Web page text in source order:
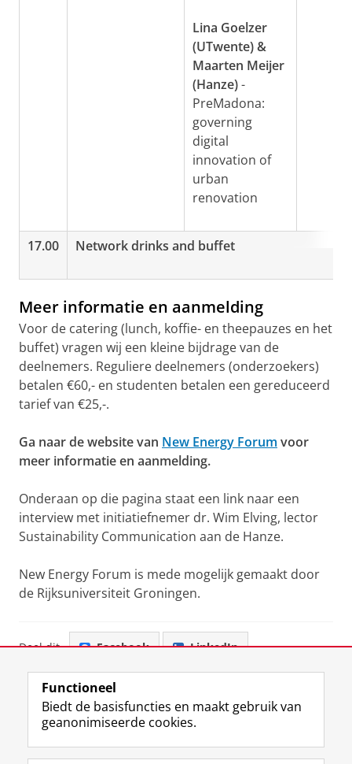
Lina Goelzer
(UTwente) &
Maarten Meijer
(Hanze)-
PreMadona:
governing
digital
innovation of
urban
renovation
17.00 Network drinks and buffet
Meer informatie en aanmelding
Voor de catering (lunch, koffie- en theepauzes en het
buffet) vragen wij een kleine bijdrage van de
deelnemers. Reguliere deelnemers (onderzoekers)
betalen €60,- en studenten betalen een gereduceerd
tarief van €25,-.
Ga naar de website van New Energy Forum voor
meer informatie en aanmelding.
Onderaan op die pagina staat een link naar een
interview met initiatiefnemer dr. Wim Elving, lector
Sustainability Communication aan de Hanze.
New Energy Forum is mede mogelijk gemaakt door
de Rijksuniversiteit Groningen.
Deel dit Facebook LinkedIn
View this page in:English
i
o
Functioneel
Biedt de basisfuncties en maakt gebruik van
geanonimiseerde cookies.